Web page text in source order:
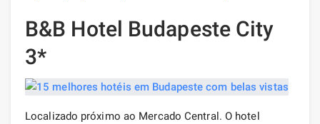
B&B Hotel Budapeste City
3*
Localizado próximo ao Mercado Central. O hotel